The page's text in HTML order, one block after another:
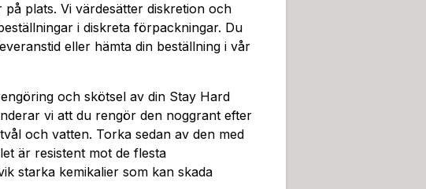
plats. Vi värdesätter diskretion och
i diskreta förpackningar. Du
eller hämta din beställning i vår
och skötsel av din Stay Hard
vi att du rengör den noggrant efter
och vatten. Torka sedan av den med
är resistent mot de flesta
starka kemikalier som kan skada